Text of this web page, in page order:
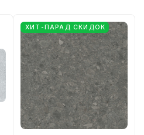
ХИТ-ПАРАД СКИДОК